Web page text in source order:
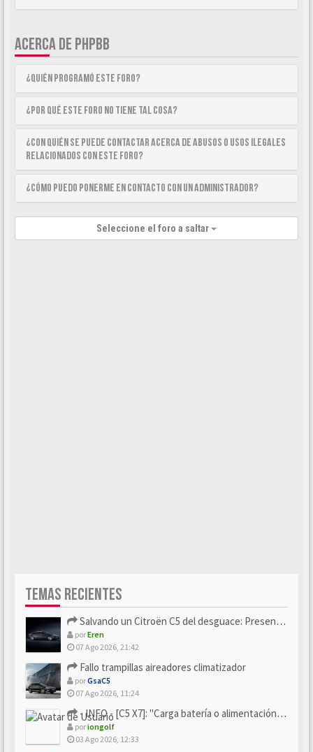
ACERCA DE PHPBB
¿Quién programó este foro?
¿Por qué este foro no tiene tal cosa?
¿Con quién se puede contactar acerca de abusos o usos ilegales
relacionados con este foro?
¿Cómo puedo ponerme en contacto con un Administrador?
Seleccione el foro a saltar
TEMAS RECIENTES
Salvando un Citroën C5 del desguace: Presentación y seguimiento
porEren
07 Ago 2026, 21:42
Fallo trampillas aireadores climatizador
porGsaC5
07 Ago 2026, 11:24
- INFO - [C5 X7]: "Carga batería o alimentación eléctri...
poriongolf
03 Ago 2026, 12:33